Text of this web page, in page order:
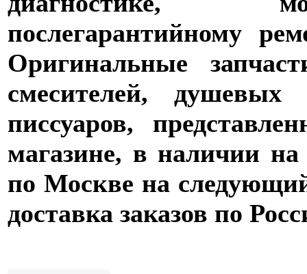
послегарантийному
Оригинальные
смесителей, душевых
писсуаров,
магазине, в наличии на
по Москве на
доставка заказов по